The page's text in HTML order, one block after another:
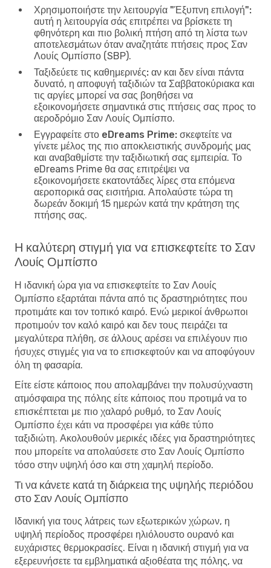
Χρησιμοποιήστε την λειτουργία "Έξυπνη επιλογή":
αυτή η λειτουργία σάς επιτρέπει να βρίσκετε τη
φθηνότερη και πιο βολική πτήση από τη λίστα των
αποτελεσμάτων όταν αναζητάτε πτήσεις προς Σαν
Λουίς Ομπίσπο (SBP).
Ταξιδεύετε τις καθημερινές: αν και δεν είναι πάντα
δυνατό, η αποφυγή ταξιδιών τα Σαββατοκύριακα και
τις αργίες μπορεί να σας βοηθήσει να
εξοικονομήσετε σημαντικά στις πτήσεις σας προς το
αεροδρόμιο Σαν Λουίς Ομπίσπο.
Εγγραφείτε στο eDreams Prime: σκεφτείτε να
γίνετε μέλος της πιο αποκλειστικής συνδρομής μας
και αναβαθμίστε την ταξιδιωτική σας εμπειρία. Το
eDreams Prime θα σας επιτρέψει να
εξοικονομήσετε εκατοντάδες λίρες στα επόμενα
αεροπορικά σας εισιτήρια. Απολαύστε τώρα τη
δωρεάν δοκιμή 15 ημερών κατά την κράτηση της
πτήσης σας.
Η καλύτερη στιγμή για να επισκεφτείτε το Σαν
Λουίς Ομπίσπο
Η ιδανική ώρα για να επισκεφτείτε το Σαν Λουίς
Ομπίσπο εξαρτάται πάντα από τις δραστηριότητες που
προτιμάτε και τον τοπικό καιρό. Ενώ μερικοί άνθρωποι
προτιμούν τον καλό καιρό και δεν τους πειράζει τα
μεγαλύτερα πλήθη, σε άλλους αρέσει να επιλέγουν πιο
ήσυχες στιγμές για να το επισκεφτούν και να αποφύγουν
όλη τη φασαρία.
Είτε είστε κάποιος που απολαμβάνει την πολυσύχναστη
ατμόσφαιρα της πόλης είτε κάποιος που προτιμά να το
επισκέπτεται με πιο χαλαρό ρυθμό, το Σαν Λουίς
Ομπίσπο έχει κάτι να προσφέρει για κάθε τύπο
ταξιδιώτη. Ακολουθούν μερικές ιδέες για δραστηριότητες
που μπορείτε να απολαύσετε στο Σαν Λουίς Ομπίσπο
τόσο στην υψηλή όσο και στη χαμηλή περίοδο.
Τι να κάνετε κατά τη διάρκεια της υψηλής περιόδου
στο Σαν Λουίς Ομπίσπο
Ιδανική για τους λάτρεις των εξωτερικών χώρων, η
υψηλή περίοδος προσφέρει ηλιόλουστο ουρανό και
ευχάριστες θερμοκρασίες. Είναι η ιδανική στιγμή για να
εξερευνήσετε τα εμβληματικά αξιοθέατα της πόλης, να